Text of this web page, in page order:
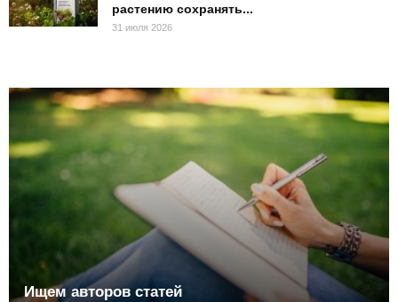
растению сохранять...
31 июля 2026
Ищем авторов статей